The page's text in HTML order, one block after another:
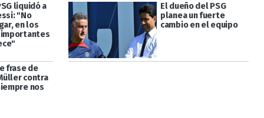
liquidó a
"No
en los
El dueño del PSG
planea un fuerte
cambio en el equipo
frase de
contra
nos